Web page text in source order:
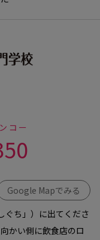
コー
Google Mapでみる
ぐち」）に出てくださ
かい側に飲食店のロ